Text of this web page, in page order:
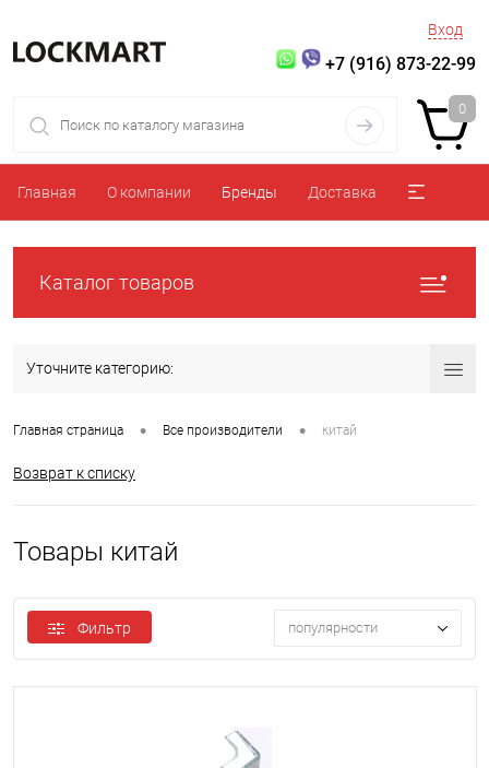
Вход
+7 (916) 873-22-99
0
Главная О компании Бренды Доставка
Каталог товаров
Уточните категорию:
Главная страница • Все производители • китай
Возврат к списку
Товары китай
Фильтр популярности